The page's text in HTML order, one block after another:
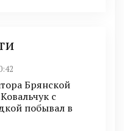
Брянской
с
побывал в